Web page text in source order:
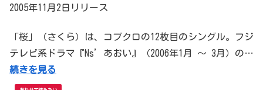
2005年11月2日リリース
「桜」（さくら）は、コブクロの12枚目のシングル。フジ
テレビ系ドラマ『Ns’あおい』（2006年1月 ～ 3月）の…
続きを見る